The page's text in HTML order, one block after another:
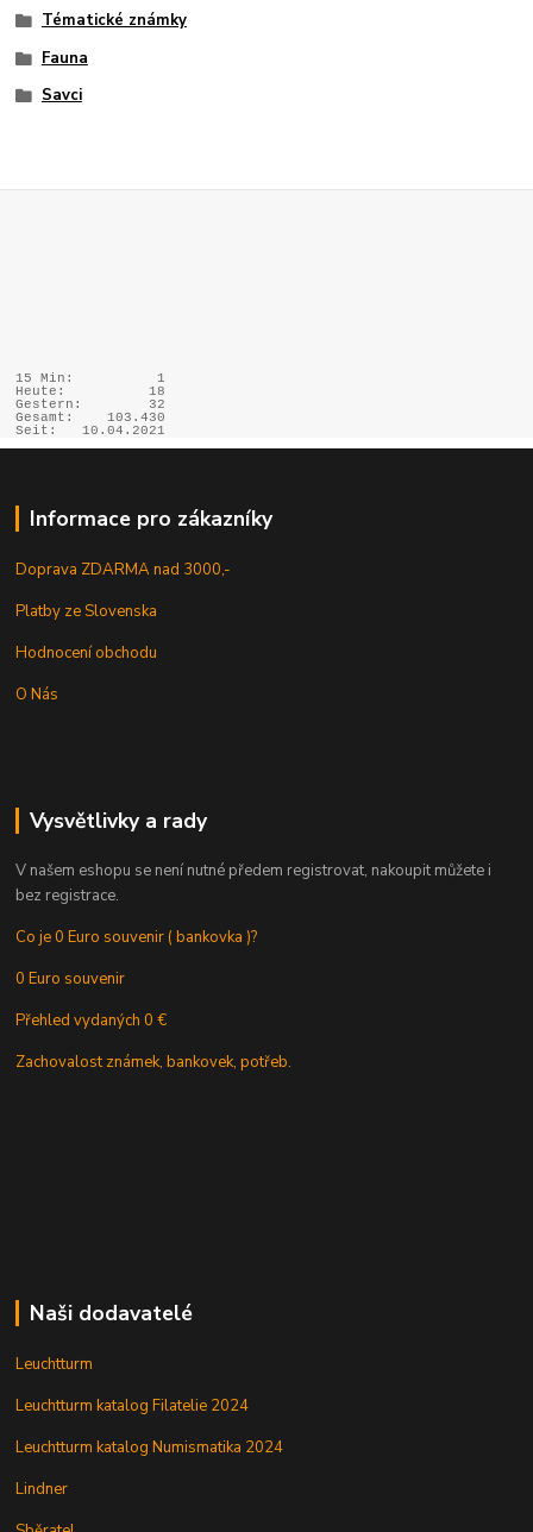
Tématické známky
Fauna
Savci
15 Min:
1
Heute:
18
Gestern:
32
Gesamt:
103.430
Seit:
10.04.2021
Informace pro zákazníky
Doprava ZDARMA nad 3000,-
Platby ze Slovenska
Hodnocení obchodu
O Nás
Vysvětlivky a rady
V našem eshopu se není nutné předem registrovat, nakoupit můžete i
bez registrace.
Co je 0 Euro souvenir ( bankovka )?
0 Euro souvenir
Přehled vydaných 0 €
Zachovalost známek, bankovek, potřeb.
Naši dodavatelé
Leuchtturm
Leuchtturm katalog Filatelie 2024
Leuchtturm katalog Numismatika 2024
Lindner